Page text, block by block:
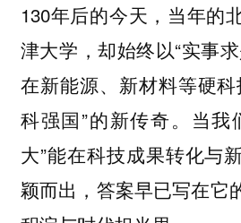
130年后的今天，当年的
津大学，却始终以“实事
在新能源、新材料等硬
科强国”的新传奇。当我
大”能在科技成果转化与
颖而出，答案早已写在它